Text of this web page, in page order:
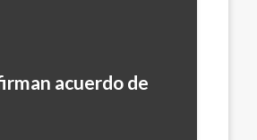
acuerdo de